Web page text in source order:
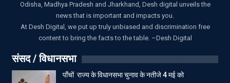
Odisha, Madhya Pradesh and Jharkhand, Desh digital unveils the
news that is important and impacts you.
At Desh Digital, we put up truly unbiased and discrimination free
content to bring the facts to the table. –Desh Digital
संसद / विधानसभा
पाँचों राज्य के विधानसभा चुनाव के नतीजे 4 मई को